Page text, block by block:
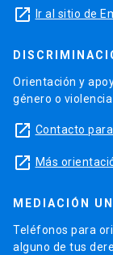
launch Ir al sitio de
Orientación y
género o
launch Contacto
launch Más
MEDIACIÓN
Teléfonos para
alguno de tus